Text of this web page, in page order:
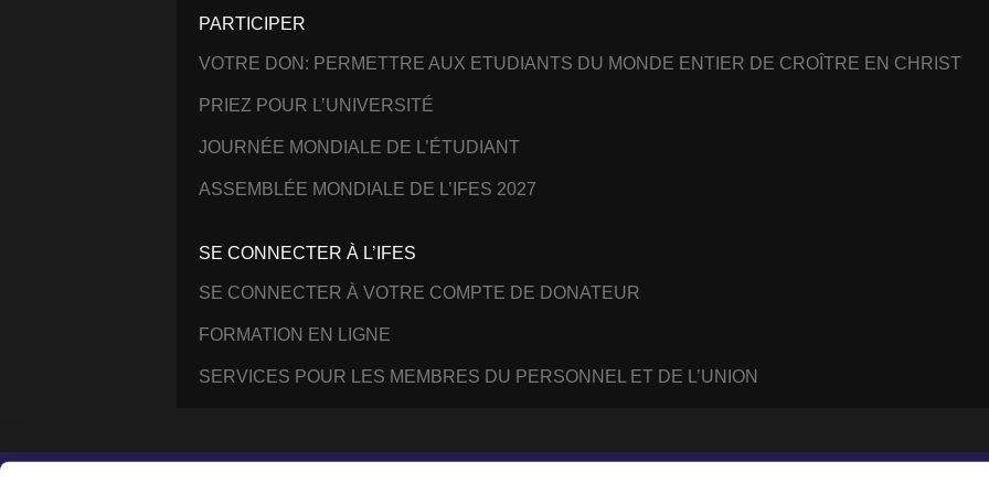
PARTICIPER
VOTRE DON: PERMETTRE AUX ETUDIANTS DU MONDE ENTIER DE CROÎTRE EN CHRIST
PRIEZ POUR L’UNIVERSITÉ
JOURNÉE MONDIALE DE L’ÉTUDIANT
ASSEMBLÉE MONDIALE DE L’IFES 2027
SE CONNECTER À L’IFES
SE CONNECTER À VOTRE COMPTE DE DONATEUR
FORMATION EN LIGNE
SERVICES POUR LES MEMBRES DU PERSONNEL ET DE L’UNION